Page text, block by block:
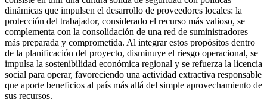
dinámicas que impulsen el desarrollo de proveedores locales: la
protección del trabajador, considerado el recurso más valioso, se
complementa con la consolidación de una red de suministradores
más preparada y comprometida. Al integrar estos propósitos dentro
de la planificación del proyecto, disminuye el riesgo operacional, se
impulsa la sostenibilidad económica regional y se refuerza la licencia
social para operar, favoreciendo una actividad extractiva responsable
que aporte beneficios al país más allá del simple aprovechamiento de
sus recursos.